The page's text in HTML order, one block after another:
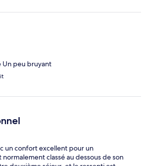
Un peu bruyant
un confort excellent pour un
classé au dessous de son